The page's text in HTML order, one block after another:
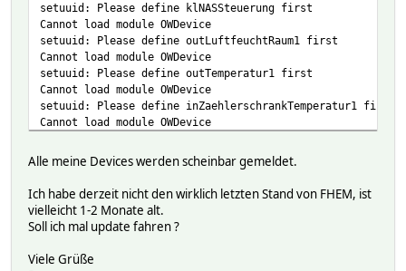
setuuid: Please define klNASSteuerung first
Cannot load module OWDevice
setuuid: Please define outLuftfeuchtRaum1 first
Cannot load module OWDevice
setuuid: Please define outTemperatur1 first
Cannot load module OWDevice
setuuid: Please define inZaehlerschrankTemperatur1 first
Cannot load module OWDevice
Cannot load module OWDevice
setuuid: Please define klHeizungVorlaufTemperatur first
Cannot load module OWDevice
setuuid: Please define klGeraeteRuecklaufTemperatur first
Cannot load module OWDevice
setuuid: Please define klGeraeteVorlaufTemperatur first
Cannot load module OWDevice
Alle meine Devices werden scheinbar gemeldet.
Ich habe derzeit nicht den wirklich letzten Stand von FHEM, ist
vielleicht 1-2 Monate alt.
Soll ich mal update fahren ?
Viele Grüße